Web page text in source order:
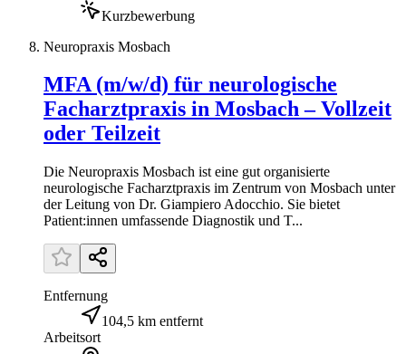
Kurzbewerbung
Neuropraxis Mosbach
MFA (m/w/d) für neurologische
Facharztpraxis in Mosbach – Vollzeit
oder Teilzeit
Die Neuropraxis Mosbach ist eine gut organisierte
neurologische Facharztpraxis im Zentrum von Mosbach unter
der Leitung von Dr. Giampiero Adocchio. Sie bietet
Patient:innen umfassende Diagnostik und T...
Entfernung
104,5 km entfernt
Arbeitsort